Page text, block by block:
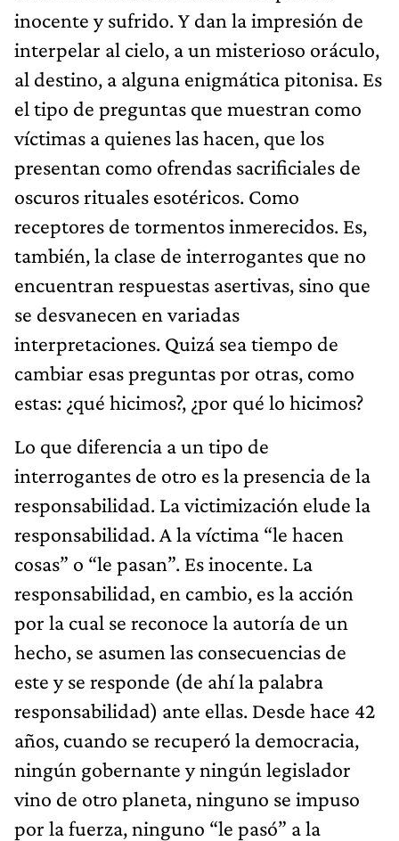
inocente y sufrido. Y dan la impresión de
interpelar al cielo, a un misterioso oráculo,
al destino, a alguna enigmática pitonisa. Es
el tipo de preguntas que muestran como
víctimas a quienes las hacen, que los
presentan como ofrendas sacrificiales de
oscuros rituales esotéricos. Como
receptores de tormentos inmerecidos. Es,
también, la clase de interrogantes que no
encuentran respuestas asertivas, sino que
se desvanecen en variadas
interpretaciones. Quizá sea tiempo de
cambiar esas preguntas por otras, como
estas: ¿qué hicimos?, ¿por qué lo hicimos?
Lo que diferencia a un tipo de
interrogantes de otro es la presencia de la
responsabilidad. La victimización elude la
responsabilidad. A la víctima “le hacen
cosas” o “le pasan”. Es inocente. La
responsabilidad, en cambio, es la acción
por la cual se reconoce la autoría de un
hecho, se asumen las consecuencias de
este y se responde (de ahí la palabra
responsabilidad) ante ellas. Desde hace 42
años, cuando se recuperó la democracia,
ningún gobernante y ningún legislador
vino de otro planeta, ninguno se impuso
por la fuerza, ninguno “le pasó” a la